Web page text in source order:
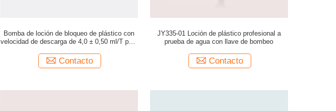
Bomba de loción de bloqueo de plástico con
velocidad de descarga de 4,0 ± 0,50 ml/T para
Contacto
JY335-01 Loción de plástico profesional a
prueba de agua con llave de bombeo
Contacto